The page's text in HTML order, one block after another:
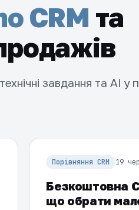
CRM та
завдання та AI
Порівняння CRM 19
Безкоштовна
що обрати